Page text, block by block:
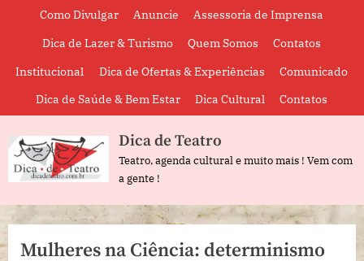
Como Divulgar Anuncie
Assessoria de Imprensa
Dica de Lazer & Turismo
Quem Somos
Contatos
Institucional
Dica de Ofertas & Experiências
Comunicado
Dica de Saúde & Bem Estar
Dica Cultural Contatos
Dica de Teatro
Teatro, agenda cultural e muito mais ! Vem com
a gente !
Mulheres na Ciência: determinismo